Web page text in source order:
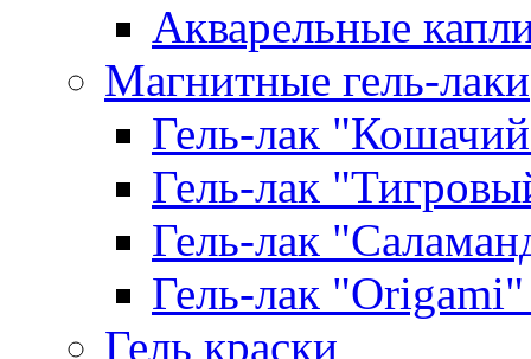
Акварельные
Магнитные гель-лаки
Гель-лак
Гель-лак
Гель-лак
Гель-лак
Гель краски